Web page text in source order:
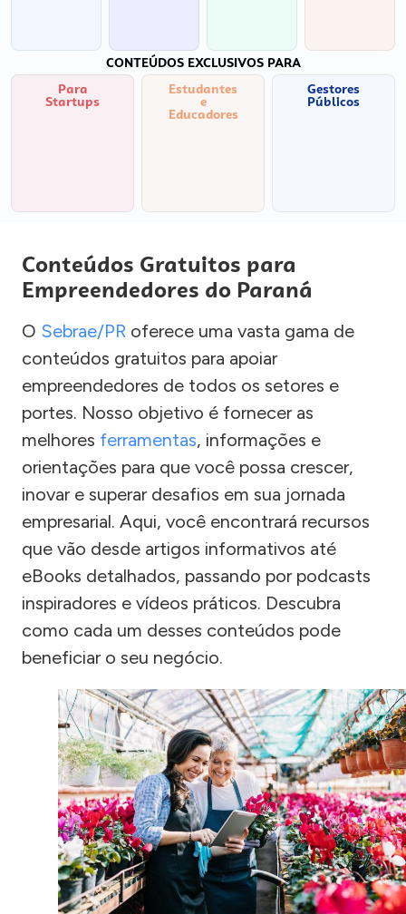
CONTEÚDOS EXCLUSIVOS PARA
Para
Startups
Estudantes
e
Educadores
Gestores
Públicos
Conteúdos Gratuitos para
Empreendedores do Paraná
O Sebrae/PR oferece uma vasta gama de
conteúdos gratuitos para apoiar
empreendedores de todos os setores e
portes. Nosso objetivo é fornecer as
melhores ferramentas, informações e
orientações para que você possa crescer,
inovar e superar desafios em sua jornada
empresarial. Aqui, você encontrará recursos
que vão desde artigos informativos até
eBooks detalhados, passando por podcasts
inspiradores e vídeos práticos. Descubra
como cada um desses conteúdos pode
beneficiar o seu negócio.